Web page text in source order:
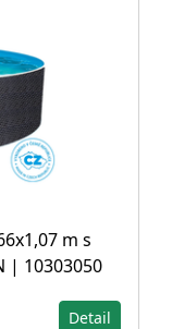
m s
| 10303050
Detail